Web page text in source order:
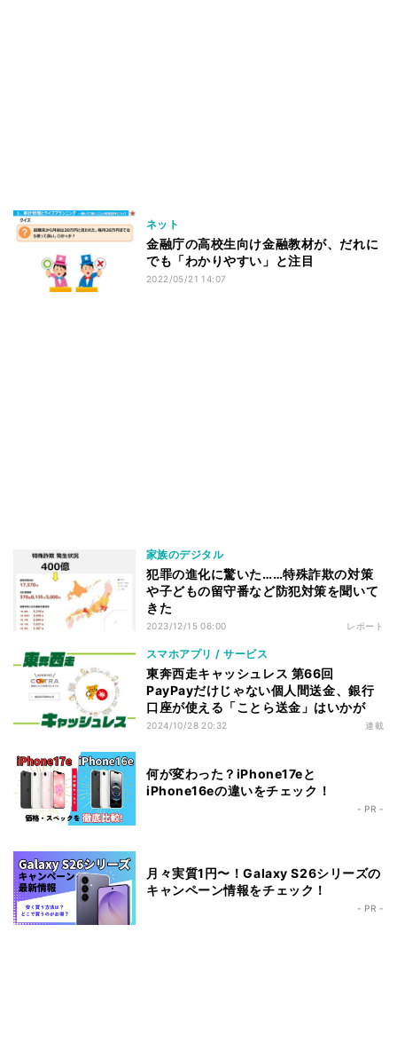
ネット
金融庁の高校生向け金融教材が、だれに
でも「わかりやすい」と注目
2022/05/21 14:07
家族のデジタル
犯罪の進化に驚いた……特殊詐欺の対策
や子どもの留守番など防犯対策を聞いて
きた
2023/12/15 06:00 レポート
スマホアプリ / サービス
東奔西走キャッシュレス 第66回
PayPayだけじゃない個人間送金、銀行
口座が使える「ことら送金」はいかが
2024/10/28 20:32 連載
何が変わった？iPhone17eと
iPhone16eの違いをチェック！
- PR -
月々実質1円〜！Galaxy S26シリーズの
キャンペーン情報をチェック！
- PR -